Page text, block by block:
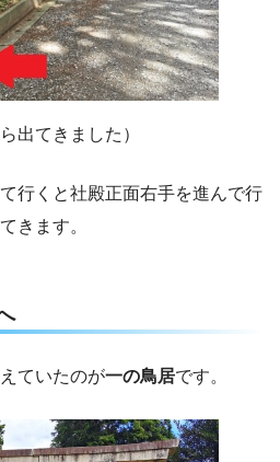
出てきました）
行くと社殿正面右手を進んで行
きます。
ていたのが一の鳥居です。